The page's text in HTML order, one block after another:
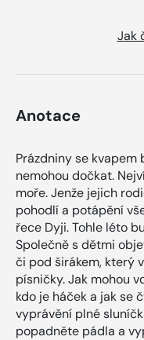
Jak
Anotace
Prázdniny se kvapem
nemohou dočkat.
moře. Jenže jejich
pohodlí a potápění
řece Dyji. Tohle léto
Společně s dětmi
či pod širákem, který
písničky. Jak mohou
kdo je háček a jak se
vyprávění plné
popadněte pádla a